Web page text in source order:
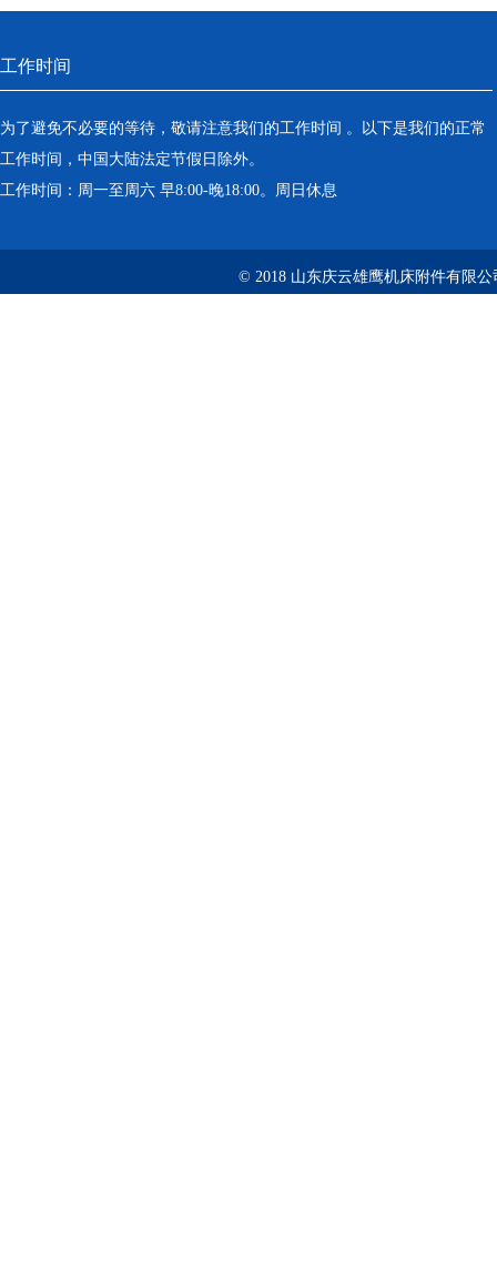
工作时间
为了避免不必要的等待，敬请注意我们的工作时间 。以下是我们的正常
工作时间，中国大陆法定节假日除外。
工作时间：周一至周六 早8:00-晚18:00。周日休息
© 2018 山东庆云雄鹰机床附件有限